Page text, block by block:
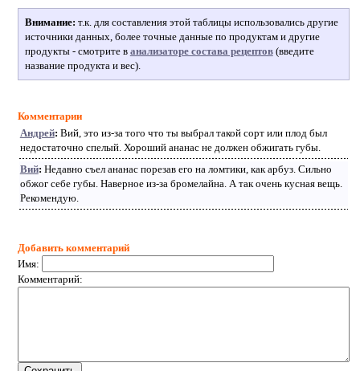
Внимание: т.к. для составления этой таблицы использовались другие
источники данных, более точные данные по продуктам и другие
продукты - смотрите в анализаторе состава рецептов(введите
название продукта и вес).
Комментарии
Андрей: Вий, это из-за того что ты выбрал такой сорт или плод был
недостаточно спелый. Хороший ананас не должен обжигать губы.
Вий: Недавно съел ананас порезав его на ломтики, как арбуз. Сильно
обжог себе губы. Наверное из-за бромелайна. А так очень кусная вещь.
Рекомендую.
Добавить комментарий
Имя:
Комментарий: